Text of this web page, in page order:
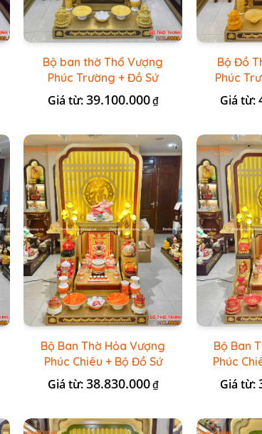
Bộ ban thờ Thổ Vượng
Phúc Trường + Đồ Sứ
Vàng Đá Cao Cấp
Giá từ:39.100.000₫
Bộ Đồ
Phúc
Giá từ:
Bộ Ban Thờ Hỏa Vượng
Phúc Chiêu + Bộ Đồ Sứ
Đá Đỏ HR
Giá từ:38.830.000₫
Bộ Ban
Phúc
Đài
Giá từ: